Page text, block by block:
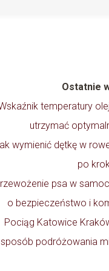
Ostatnie
temperatury
utrzymać
wymienić dętkę w
po
psa w
o bezpieczeństwo i
Pociąg Katowice
sposób podróżowania